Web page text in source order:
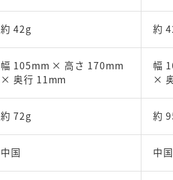
約 42g 約
幅 105mm × 高さ 170mm
× 奥行 11mm
幅
×
約 72g 約
中国 中国